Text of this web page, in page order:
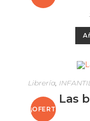
¡OFERT
Librería,
Las